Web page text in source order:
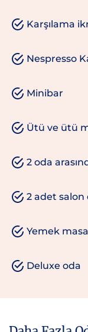
Karşılama
Nespresso
Minibar
Ütü ve ütü
2 oda
2 adet
Yemek
Deluxe oda